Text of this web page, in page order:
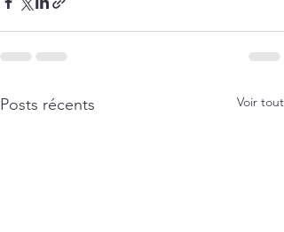
Posts récents Voir tout